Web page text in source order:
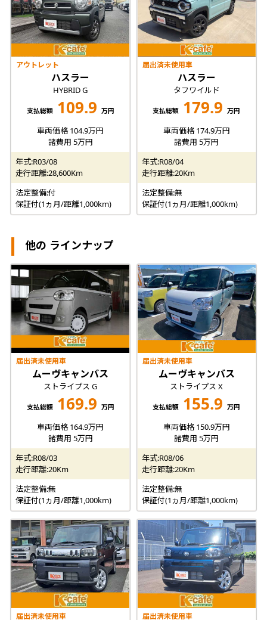
アウトレット
ハスラー
HYBRID G
支払総額 109.9 万円
車両価格 104.9万円
諸費用 5万円
年式:R03/08
走行距離:28,600Km
法定整備:付
保証付(1ヵ月/距離1,000km)
届出済未使用車
ハスラー
タフワイルド
支払総額 179.9 万円
車両価格 174.9万円
諸費用 5万円
年式:R08/04
走行距離:20Km
法定整備:無
保証付(1ヵ月/距離1,000km)
他の ラインナップ
届出済未使用車
ムーヴキャンバス
ストライプス G
支払総額 169.9 万円
車両価格 164.9万円
諸費用 5万円
年式:R08/03
走行距離:20Km
法定整備:無
保証付(1ヵ月/距離1,000km)
届出済未使用車
ムーヴキャンバス
ストライプス X
支払総額 155.9 万円
車両価格 150.9万円
諸費用 5万円
年式:R08/06
走行距離:20Km
法定整備:無
保証付(1ヵ月/距離1,000km)
届出済未使用車 届出済未使用車